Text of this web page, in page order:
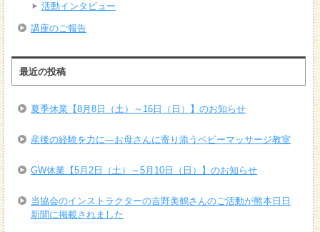
活動インタビュー
講座のご報告
最近の投稿
夏季休業【8月8日（土）～16日（日）】のお知らせ
産後の経験を力に―お母さんに寄り添うベビーマッサージ教室
GW休業【5月2日（土）～5月10日（日）】のお知らせ
当協会のインストラクターの吉野美鶴さんのご活動が熊本日日
新聞に掲載されました